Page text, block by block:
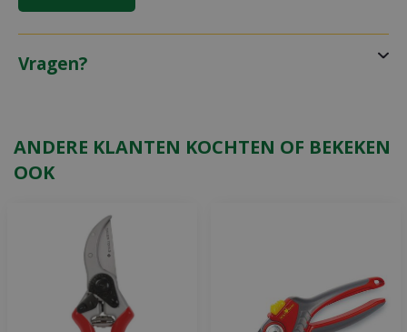
Vragen?
ANDERE KLANTEN KOCHTEN OF BEKEKEN
OOK